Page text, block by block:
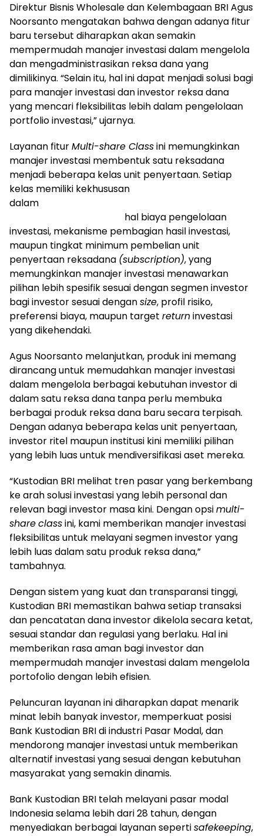
Direktur Bisnis Wholesale dan Kelembagaan BRI Agus
Noorsanto mengatakan bahwa dengan adanya fitur
baru tersebut diharapkan akan semakin
mempermudah manajer investasi dalam mengelola
dan mengadministrasikan reksa dana yang
dimilikinya. “Selain itu, hal ini dapat menjadi solusi bagi
para manajer investasi dan investor reksa dana
yang mencari fleksibilitas lebih dalam pengelolaan
portfolio investasi,” ujarnya.
Layanan fiturMulti-share Classini memungkinkan
manajer investasi membentuk satu reksadana
menjadi beberapa kelas unit penyertaan. Setiap
kelas memiliki kekhususan
dalam
hal biaya pengelolaan
investasi, mekanisme pembagian hasil investasi,
maupun tingkat minimum pembelian unit
penyertaan reksadana (subscription), yang
memungkinkan manajer investasi menawarkan
pilihan lebih spesifik sesuai dengan segmen investor
bagi investor sesuai dengansize, profil risiko,
preferensi biaya, maupun target returninvestasi
yang dikehendaki.
Agus Noorsanto melanjutkan, produk ini memang
dirancang untuk memudahkan manajer investasi
dalam mengelola berbagai kebutuhan investor di
dalam satu reksa dana tanpa perlu membuka
berbagai produk reksa dana baru secara terpisah.
Dengan adanya beberapa kelas unit penyertaan,
investor ritel maupun institusi kini memiliki pilihan
yang lebih luas untuk mendiversifikasi aset mereka.
“Kustodian BRI melihat tren pasar yang berkembang
ke arah solusi investasi yang lebih personal dan
relevan bagi investor masa kini. Dengan opsimulti-
shareclassini, kami memberikan manajer investasi
fleksibilitas untuk melayani segmen investor yang
lebih luas dalam satu produk reksa dana,”
tambahnya.
Dengan sistem yang kuat dan transparansi tinggi,
Kustodian BRI memastikan bahwa setiap transaksi
dan pencatatan dana investor dikelola secara ketat,
sesuai standar dan regulasi yang berlaku. Hal ini
memberikan rasa aman bagi investor dan
mempermudah manajer investasi dalam mengelola
portofolio dengan lebih efisien.
Peluncuran layanan ini diharapkan dapat menarik
minat lebih banyak investor, memperkuat posisi
Bank Kustodian BRI di industri Pasar Modal, dan
mendorong manajer investasi untuk memberikan
alternatif investasi yang sesuai dengan kebutuhan
masyarakat yang semakin dinamis.
Bank Kustodian BRI telah melayani pasar modal
Indonesia selama lebih dari 28 tahun, dengan
menyediakan berbagai layanan sepertisafekeeping,